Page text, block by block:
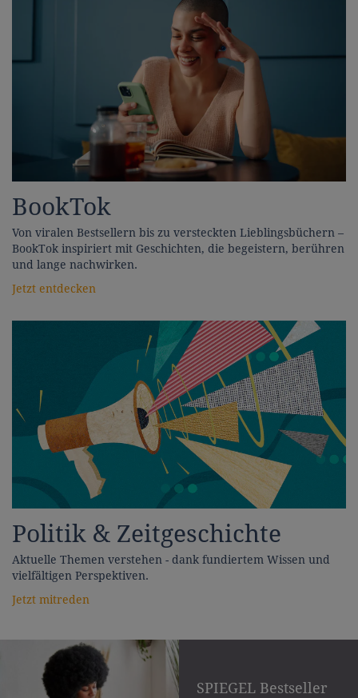
BookTok
Von viralen Bestsellern bis zu versteckten Lieblingsbüchern –
BookTok inspiriert mit Geschichten, die begeistern, berühren
und lange nachwirken.
Jetzt entdecken
Politik & Zeitgeschichte
Aktuelle Themen verstehen - dank fundiertem Wissen und
vielfältigen Perspektiven.
Jetzt mitreden
SPIEGEL Bestseller